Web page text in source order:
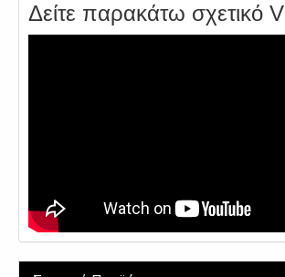
Δείτε παρακάτω σχετικό